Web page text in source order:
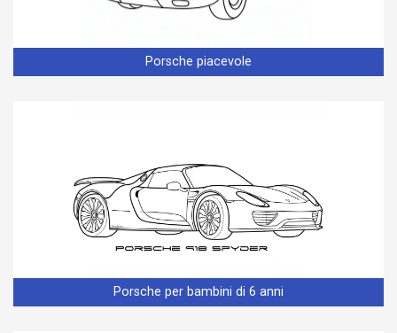
Porsche piacevole
Porsche per bambini di 6 anni